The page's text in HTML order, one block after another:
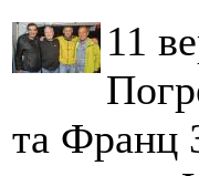
11
та Франц